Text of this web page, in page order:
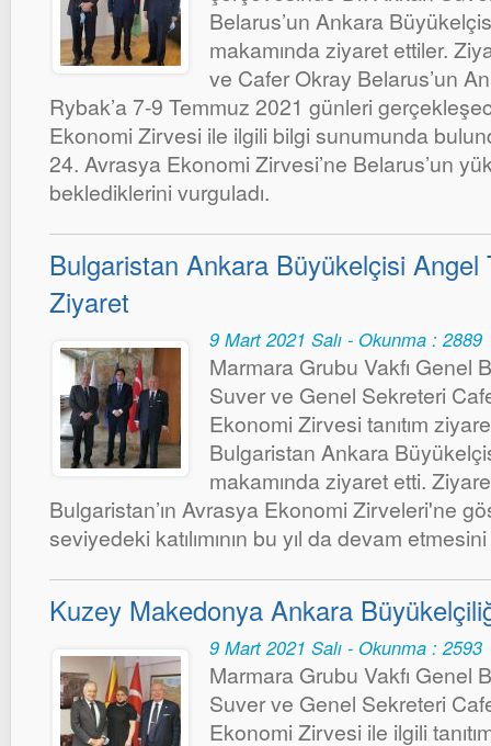
Belarus’un Ankara
makamında ziyaret ettiler.
ve Cafer Okray Belarus’un
Rybak’a 7-9 Temmuz 2021 günleri
Ekonomi Zirvesi ile ilgili bilgi sunumunda
24. Avrasya Ekonomi Zirvesi’ne Belarus’un
beklediklerini vurguladı.
Bulgaristan Ankara Büyükelçisi Angel
Ziyaret
9 Mart 2021 Salı - Okunma : 2889
Marmara Grubu Vakfı Genel
Suver ve Genel Sekreteri
Ekonomi Zirvesi tanıtım
Bulgaristan Ankara
makamında ziyaret etti.
Bulgaristan’ın Avrasya Ekonomi Zirveleri'ne
seviyedeki katılımının bu yıl da devam
Kuzey Makedonya Ankara
9 Mart 2021 Salı - Okunma : 2593
Marmara Grubu Vakfı Genel
Suver ve Genel Sekreteri
Ekonomi Zirvesi ile ilgili